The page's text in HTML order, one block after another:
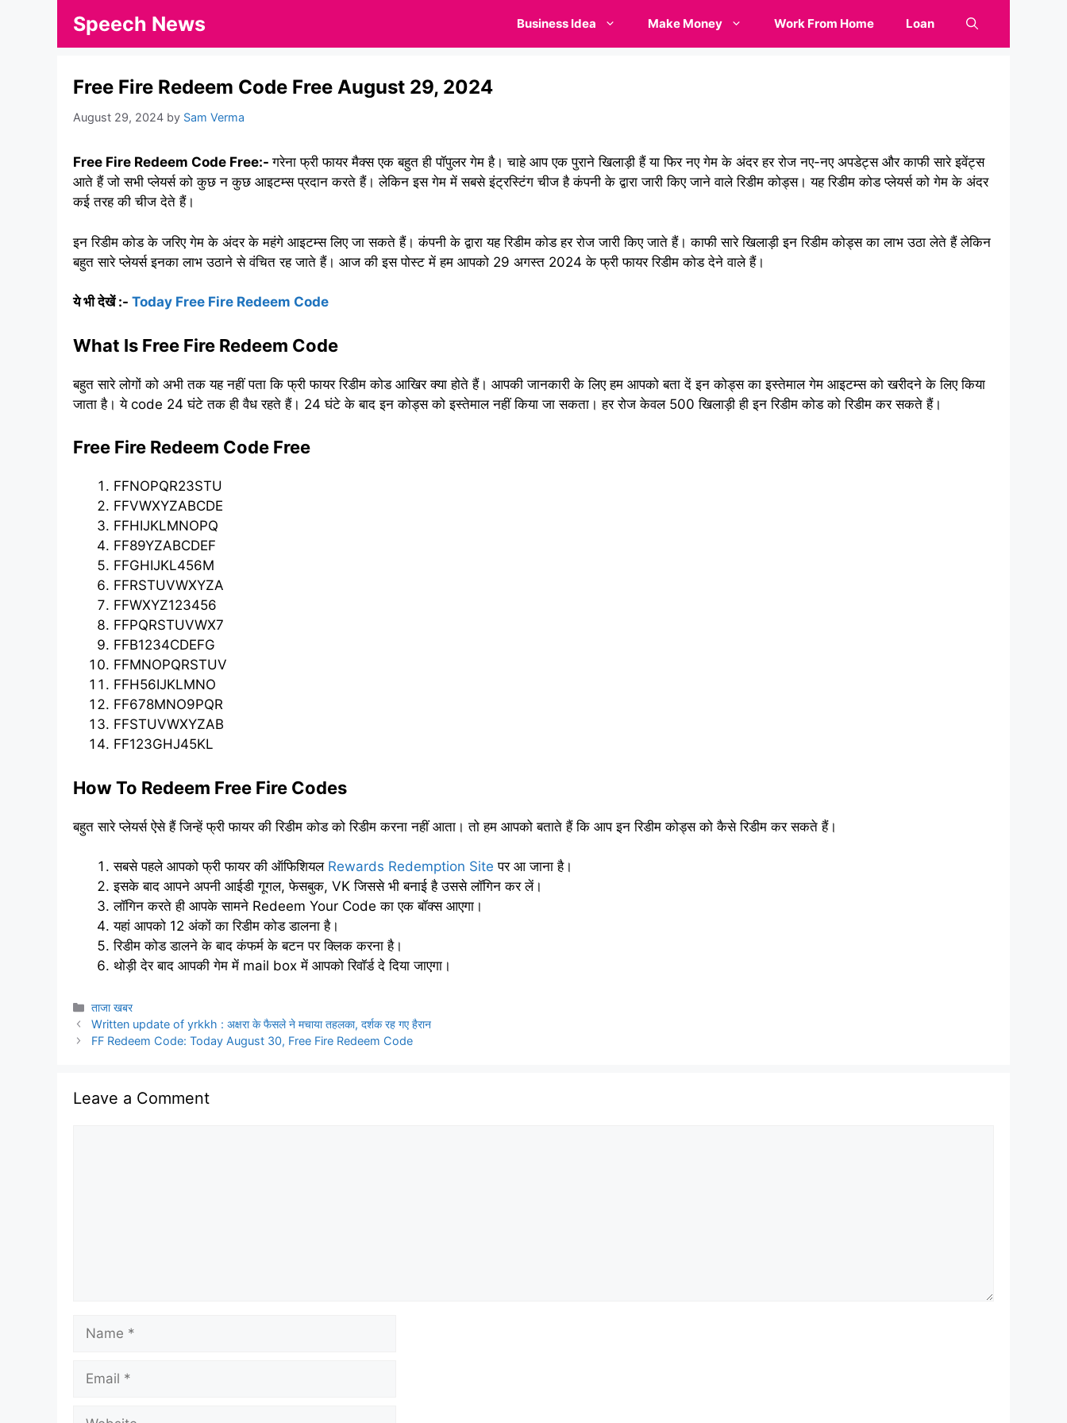
Speech News Business Idea Make Money Work From Home Loan
Free Fire Redeem Code Free August 29, 2024
August 29, 2024 by Sam Verma
Free Fire Redeem Code Free:-गरेना फ्री फायर मैक्स एक बहुत ही पॉपुलर गेम है। चाहे आप एक पुराने खिलाड़ी हैं या फिर नए गेम के अंदर हर रोज नए-नए अपडेट्स और काफी सारे इवेंट्स
आते हैं जो सभी प्लेयर्स को कुछ न कुछ आइटम्स प्रदान करते हैं। लेकिन इस गेम में सबसे इंट्रस्टिंग चीज है कंपनी के द्वारा जारी किए जाने वाले रिडीम कोड्स। यह रिडीम कोड प्लेयर्स को गेम के अंदर
कई तरह की चीज देते हैं।
इन रिडीम कोड के जरिए गेम के अंदर के महंगे आइटम्स लिए जा सकते हैं। कंपनी के द्वारा यह रिडीम कोड हर रोज जारी किए जाते हैं। काफी सारे खिलाड़ी इन रिडीम कोड्स का लाभ उठा लेते हैं लेकिन
बहुत सारे प्लेयर्स इनका लाभ उठाने से वंचित रह जाते हैं। आज की इस पोस्ट में हम आपको 29 अगस्त 2024 के फ्री फायर रिडीम कोड देने वाले हैं।
ये भी देखें :- Today Free Fire Redeem Code
What Is Free Fire Redeem Code
बहुत सारे लोगों को अभी तक यह नहीं पता कि फ्री फायर रिडीम कोड आखिर क्या होते हैं। आपकी जानकारी के लिए हम आपको बता दें इन कोड्स का इस्तेमाल गेम आइटम्स को खरीदने के लिए किया
जाता है। ये code 24 घंटे तक ही वैध रहते हैं। 24 घंटे के बाद इन कोड्स को इस्तेमाल नहीं किया जा सकता। हर रोज केवल 500 खिलाड़ी ही इन रिडीम कोड को रिडीम कर सकते हैं।
Free Fire Redeem Code Free
FFNOPQR23STU
FFVWXYZABCDE
FFHIJKLMNOPQ
FF89YZABCDEF
FFGHIJKL456M
FFRSTUVWXYZA
FFWXYZ123456
FFPQRSTUVWX7
FFB1234CDEFG
FFMNOPQRSTUV
FFH56IJKLMNO
FF678MNO9PQR
FFSTUVWXYZAB
FF123GHJ45KL
How To Redeem Free Fire Codes
बहुत सारे प्लेयर्स ऐसे हैं जिन्हें फ्री फायर की रिडीम कोड को रिडीम करना नहीं आता। तो हम आपको बताते हैं कि आप इन रिडीम कोड्स को कैसे रिडीम कर सकते हैं।
सबसे पहले आपको फ्री फायर की ऑफिशियल Rewards Redemption Site पर आ जाना है।
इसके बाद आपने अपनी आईडी गूगल, फेसबुक, VK जिससे भी बनाई है उससे लॉगिन कर लें।
लॉगिन करते ही आपके सामने Redeem Your Code का एक बॉक्स आएगा।
यहां आपको 12 अंकों का रिडीम कोड डालना है।
रिडीम कोड डालने के बाद कंफर्म के बटन पर क्लिक करना है।
थोड़ी देर बाद आपकी गेम में mail box में आपको रिवॉर्ड दे दिया जाएगा।
Categories
ताजा खबर
Written update of yrkkh : अक्षरा के फैसले ने मचाया तहलका, दर्शक रह गए हैरान
FF Redeem Code: Today August 30, Free Fire Redeem Code
Leave a Comment
Name
Email
Website